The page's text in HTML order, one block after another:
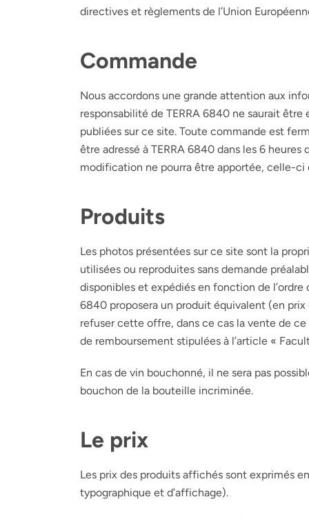
directives et règlements de l’Union
Commande
Nous accordons une grande attention aux
responsabilité de TERRA 6840 ne saurait être
publiées sur ce site. Toute commande est
être adressé à TERRA 6840 dans les 6 heures
modification ne pourra être apportée, celle-ci
Produits
Les photos présentées sur ce site sont la
utilisées ou reproduites sans demande
disponibles et expédiés en fonction de l’ordre
6840 proposera un produit équivalent (en
refuser cette offre, dans ce cas la vente de
de remboursement stipulées à l’article «
En cas de vin bouchonné, il ne sera pas
bouchon de la bouteille incriminée.
Le prix
Les prix des produits affichés sont exprimés
typographique et d’affichage).